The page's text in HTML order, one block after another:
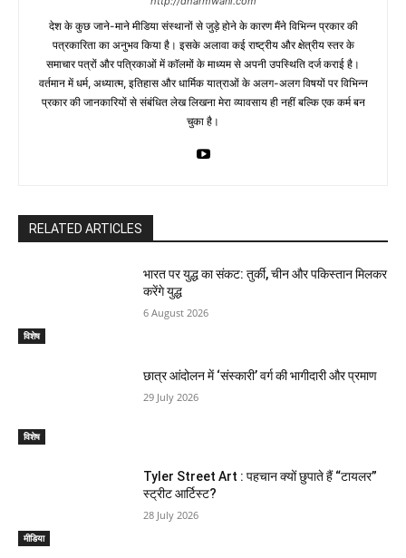
देश के कुछ जाने-माने मीडिया संस्थानों से जुड़े होने के कारण मैंने विभिन्न प्रकार की
पत्रकारिता का अनुभव किया है। इसके अलावा कई राष्ट्रीय और क्षेत्रीय स्तर के
समाचार पत्रों और पत्रिकाओं में काॅलमों के माध्यम से अपनी उपस्थिति दर्ज कराई है।
वर्तमान में धर्म, अध्यात्म, इतिहास और धार्मिक यात्राओं के अलग-अलग विषयों पर विभिन्न
प्रकार की जानकारियों से संबंधित लेख लिखना मेरा व्यावसाय ही नहीं बल्कि एक कर्म बन
चुका है।
RELATED ARTICLES
विशेष
भारत पर युद्ध का संकट: तुर्की, चीन और पकिस्तान मिलकर
करेंगे युद्ध
6 August 2026
विशेष
छात्र आंदोलन में ‘संस्कारी’ वर्ग की भागीदारी और प्रमाण
29 July 2026
मीडिया
Tyler Street Art : पहचान क्यों छुपाते हैं “टायलर”
स्ट्रीट आर्टिस्ट?
28 July 2026